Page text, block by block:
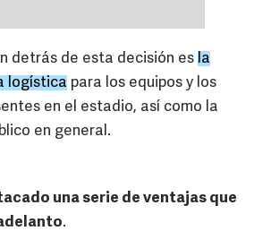
detrás de esta decisión es la
logística para los equipos y los
en el estadio, así como la
en general.
una serie de ventajas que
.